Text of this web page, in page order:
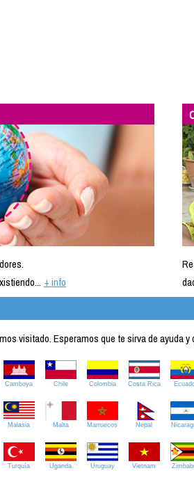
+ info
visitado. Esperamos que te sirva de ayuda
Camboya Chile Colombia Costa Rica
Malasia Malta Marruecos Nepal
Turquía Uganda Uruguay Vietnam